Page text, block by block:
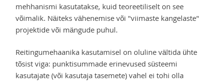
mehhanismi kasutatakse, kuid teoreetiliselt on see
võimalik. Näiteks vähenemise või "viimaste kangelaste"
projektide või mängude puhul.
Reitingumehaanika kasutamisel on oluline vältida ühte
tõsist viga: punktisummade erinevused süsteemi
kasutajate (või kasutaja tasemete) vahel ei tohi olla